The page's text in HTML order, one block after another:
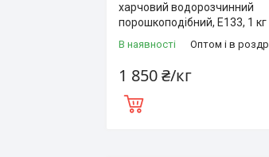
харчовий водорозчинний
порошкоподібний, Е133, 1 кг
В наявності Оптом і в
1 850 ₴/кг